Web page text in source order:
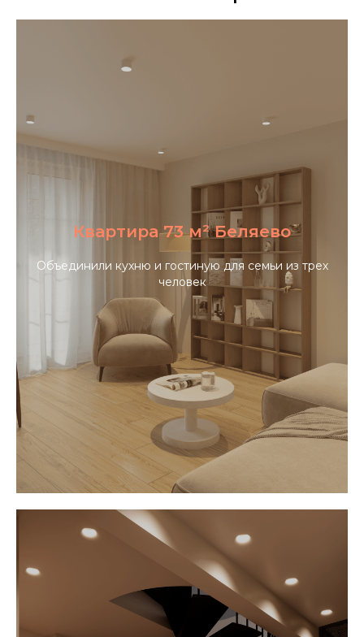
Квартира 73 м² Беляево
Объединили кухню и гостиную для семьи из трех
человек